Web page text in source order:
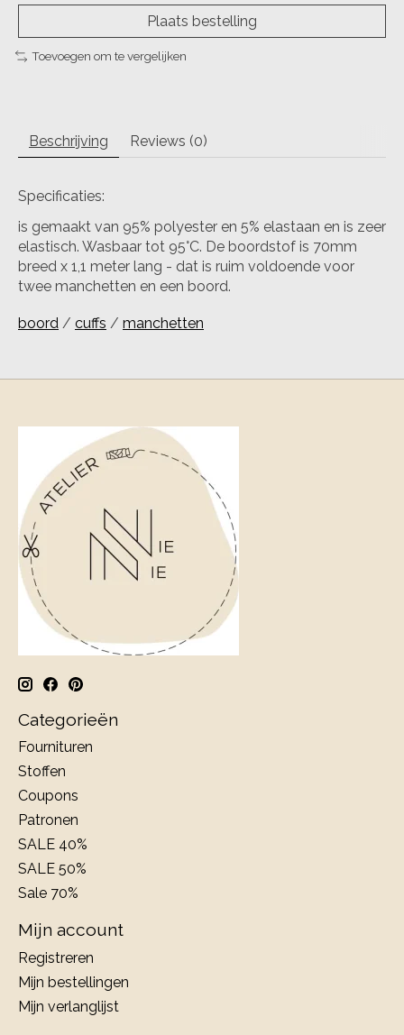
Plaats bestelling
Toevoegen om te vergelijken
Beschrijving Reviews (0)
Specificaties:
is gemaakt van 95% polyester en 5% elastaan en is zeer
elastisch. Wasbaar tot 95°C. De boordstof is 70mm
breed x 1,1 meter lang - dat is ruim voldoende voor
twee manchetten en een boord.
boord / cuffs / manchetten
Categorieën
Fournituren
Stoffen
Coupons
Patronen
SALE 40%
SALE 50%
Sale 70%
Mijn account
Registreren
Mijn bestellingen
Mijn verlanglijst